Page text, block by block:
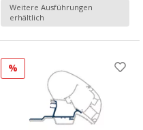
Weitere Ausführungen
erhältlich
%